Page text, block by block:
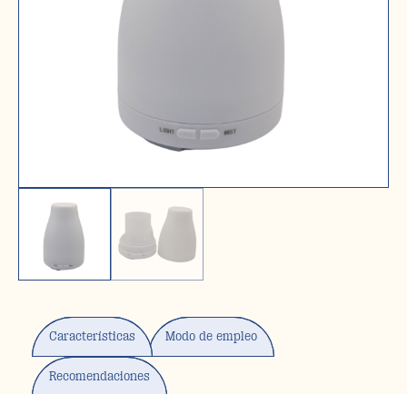
Características Modo de empleo
Recomendaciones